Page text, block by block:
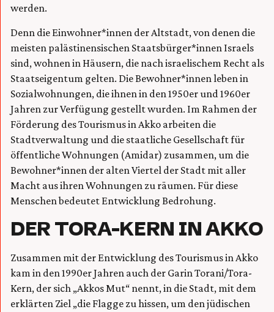
werden.
Denn die Einwohner*innen der Altstadt, von denen die
meisten palästinensischen Staatsbürger*innen Israels
sind, wohnen in Häusern, die nach israelischem Recht als
Staatseigentum gelten. Die Bewohner*innen leben in
Sozialwohnungen, die ihnen in den 1950er und 1960er
Jahren zur Verfügung gestellt wurden. Im Rahmen der
Förderung des Tourismus in Akko arbeiten die
Stadtverwaltung und die staatliche Gesellschaft für
öffentliche Wohnungen (Amidar) zusammen, um die
Bewohner*innen der alten Viertel der Stadt mit aller
Macht aus ihren Wohnungen zu räumen. Für diese
Menschen bedeutet Entwicklung Bedrohung.
DER TORA-KERN IN AKKO
Zusammen mit der Entwicklung des Tourismus in Akko
kam in den 1990er Jahren auch der Garin Torani/Tora-
Kern, der sich „Akkos Mut“ nennt, in die Stadt, mit dem
erklärten Ziel „die Flagge zu hissen, um den jüdischen